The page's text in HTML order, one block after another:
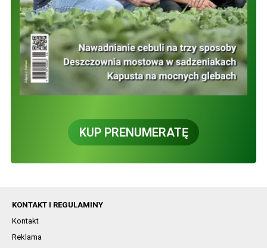
KUP PRENUMERATĘ
KONTAKT I REGULAMINY
Kontakt
Reklama